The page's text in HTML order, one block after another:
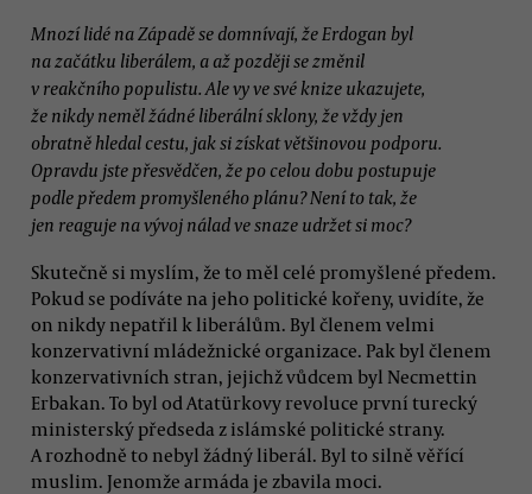
Mnozí lidé na Západě se domnívají, že Erdogan byl
na začátku liberálem, a až později se změnil
v reakčního populistu. Ale vy ve své knize ukazujete,
že nikdy neměl žádné liberální sklony, že vždy jen
obratně hledal cestu, jak si získat většinovou podporu.
Opravdu jste přesvědčen, že po celou dobu postupuje
podle předem promyšleného plánu? Není to tak, že
jen reaguje na vývoj nálad ve snaze udržet si moc?
Skutečně si myslím, že to měl celé promyšlené předem.
Pokud se podíváte na jeho politické kořeny, uvidíte, že
on nikdy nepatřil k liberálům. Byl členem velmi
konzervativní mládežnické organizace. Pak byl členem
konzervativních stran, jejichž vůdcem byl Necmettin
Erbakan. To byl od Atatürkovy revoluce první turecký
ministerský předseda z islámské politické strany.
A rozhodně to nebyl žádný liberál. Byl to silně věřící
muslim. Jenomže armáda je zbavila moci.